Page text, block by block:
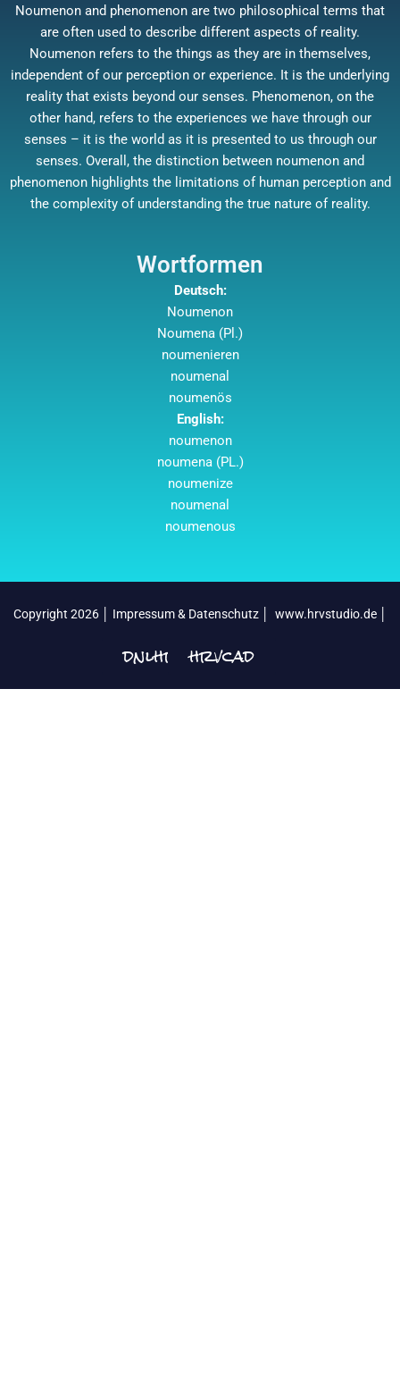
Noumenon and phenomenon are two philosophical terms that
are often used to describe different aspects of reality.
Noumenon refers to the things as they are in themselves,
independent of our perception or experience. It is the underlying
reality that exists beyond our senses. Phenomenon, on the
other hand, refers to the experiences we have through our
senses – it is the world as it is presented to us through our
senses. Overall, the distinction between noumenon and
phenomenon highlights the limitations of human perception and
the complexity of understanding the true nature of reality.
Wortformen
Deutsch:
Noumenon
Noumena (Pl.)
noumenieren
noumenal
noumenös
English:
noumenon
noumena (PL.)
noumenize
noumenal
noumenous
Copyright 2026 │ Impressum & Datenschutz│ www.hrvstudio.de│
dnlhrv │hrvcad